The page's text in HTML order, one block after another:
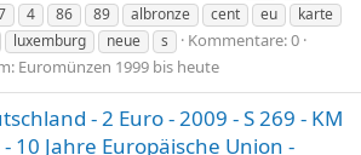
4 86 89 albronze cent eu
karte
luxemburg neue s
Kommentare: 0
Euromünzen 1999 bis heute
- 2 Euro - 2009 - S 269 - KM
10 Jahre Europäische Union -